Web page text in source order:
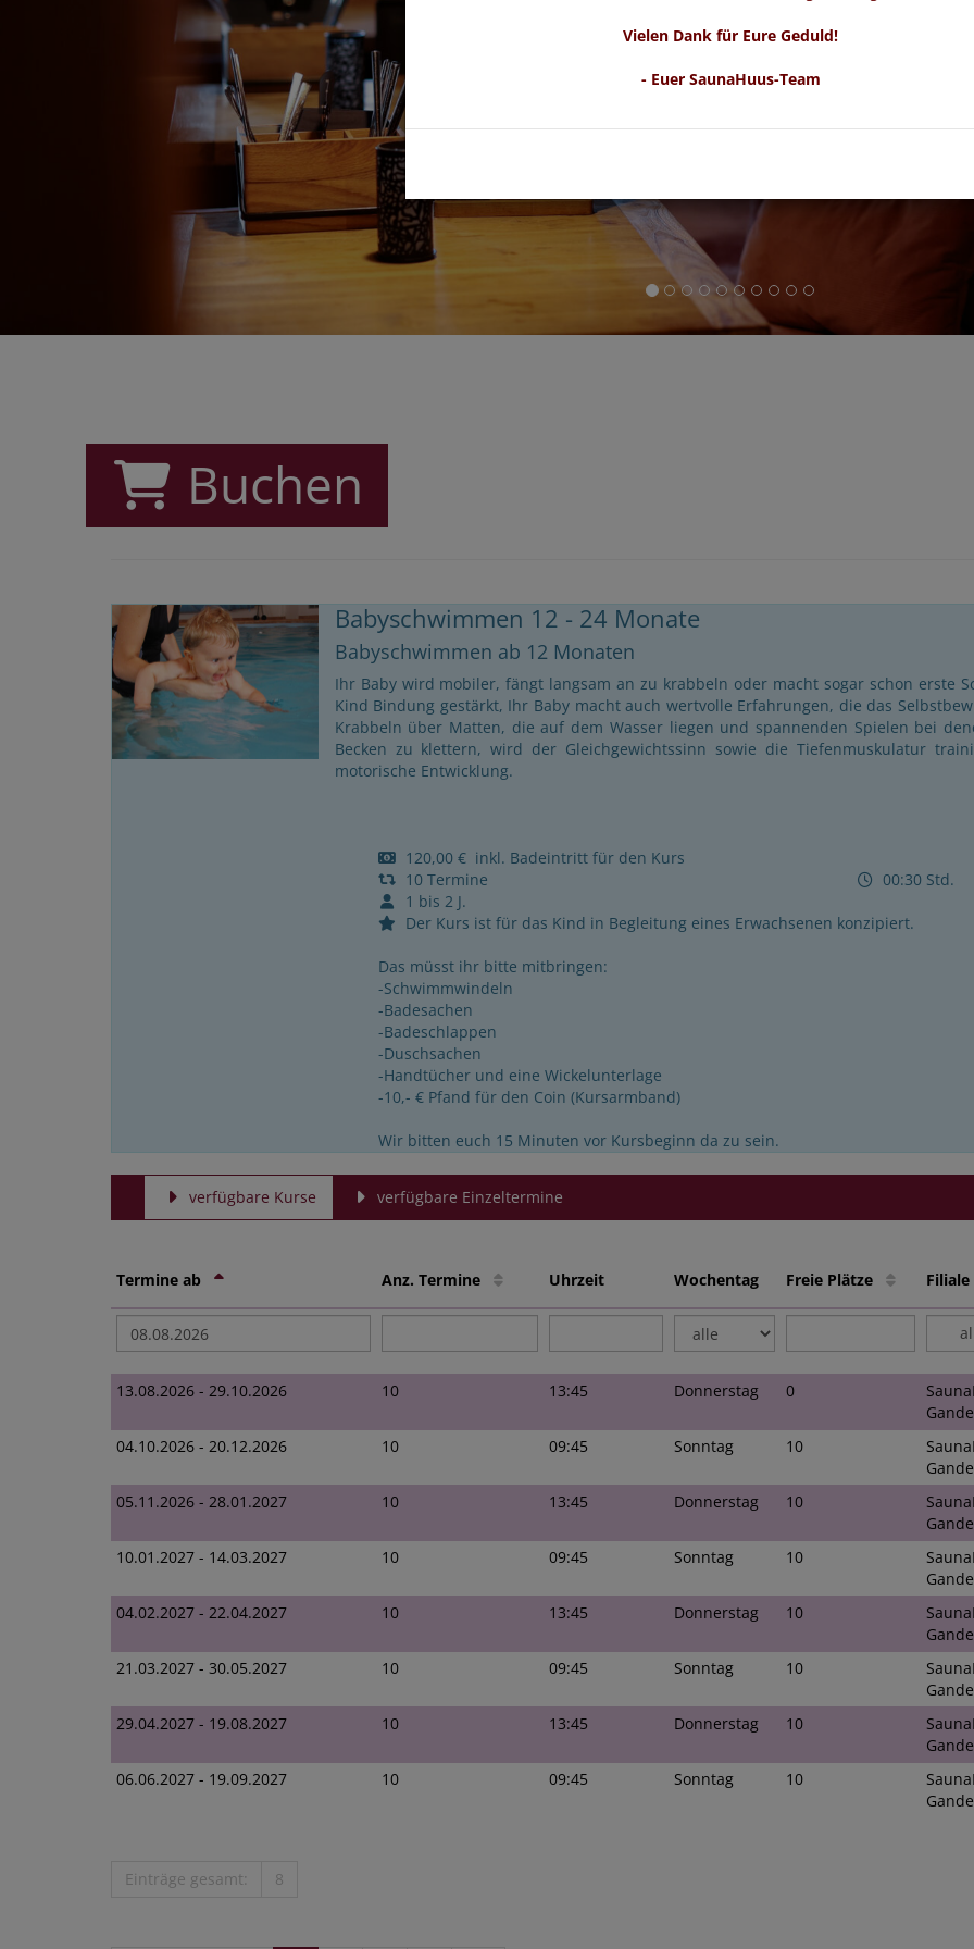
Buchen
Babyschwimmen 12 - 24 Monate
Babyschwimmen ab 12 Monaten
Ihr Baby wird mobiler, fängt langsam an zu krabbeln oder macht sogar schon erste
Kind Bindung gestärkt, Ihr Baby macht auch wertvolle Erfahrungen, die das
Krabbeln über Matten, die auf dem Wasser liegen und spannenden Spielen bei
Becken zu klettern, wird der Gleichgewichtssinn sowie die Tiefenmuskulatur
motorische Entwicklung.
120,00 € inkl. Badeintritt für den Kurs
10 Termine
00:30 Std.
1 bis 2 J.
Der Kurs ist für das Kind in Begleitung eines Erwachsenen konzipiert.
Das müsst ihr bitte mitbringen:
-Schwimmwindeln
-Badesachen
-Badeschlappen
-Duschsachen
-Handtücher und eine Wickelunterlage
-10,- € Pfand für den Coin (Kursarmband)
Wir bitten euch 15 Minuten vor Kursbeginn da zu sein.
verfügbare Kurse verfügbare Einzeltermine
Termine ab Anz. Termine Uhrzeit Wochentag Freie Plätze
13.08.2026 - 29.10.2026 10 13:45 Donnerstag 0
04.10.2026 - 20.12.2026
10 09:45 Sonntag 10
05.11.2026 - 28.01.2027
10 13:45 Donnerstag 10
10.01.2027 - 14.03.2027
10 09:45 Sonntag 10
04.02.2027 - 22.04.2027
10 13:45 Donnerstag 10
21.03.2027 - 30.05.2027
10 09:45 Sonntag 10
29.04.2027 - 19.08.2027
10 13:45 Donnerstag 10
06.06.2027 - 19.09.2027
10 09:45 Sonntag 10
Einträge gesamt: 8
Vielen Dank für Eure Geduld!
- Euer SaunaHuus-Team